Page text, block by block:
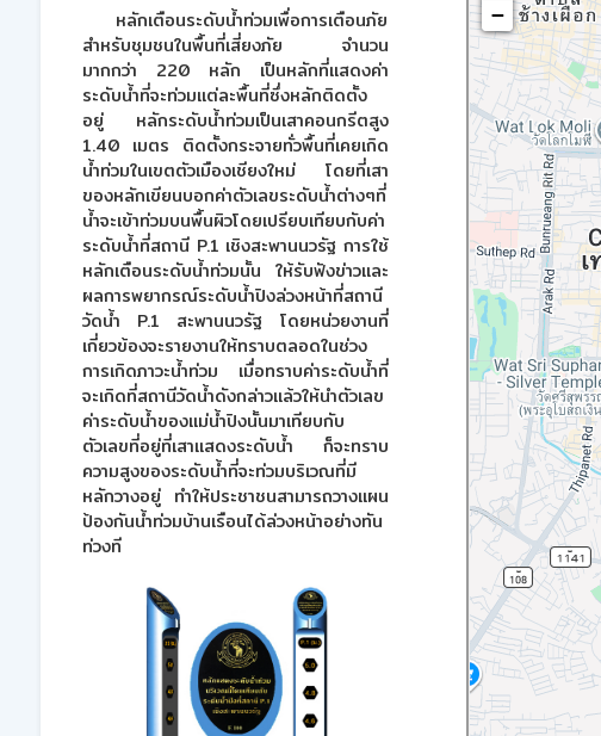
หลักเตือนระดับน้ำท่วมเพื่อการเตือนภัย
สำหรับชุมชนในพื้นที่เสี่ยงภัย จำนวน
มากกว่า 220 หลัก เป็นหลักที่แสดงค่า
ระดับน้ำที่จะท่วมแต่ละพื้นที่ซึ่งหลักติดตั้ง
อยู่ หลักระดับน้ำท่วมเป็นเสาคอนกรีตสูง
1.40 เมตร ติดตั้งกระจายทั่วพื้นที่เคยเกิด
น้ำท่วมในเขตตัวเมืองเชียงใหม่ โดยที่เสา
ของหลักเขียนบอกค่าตัวเลขระดับน้ำต่างๆที่
น้ำจะเข้าท่วมบนพื้นผิวโดยเปรียบเทียบกับค่า
ระดับน้ำที่สถานี P.1 เชิงสะพานนวรัฐ การใช้
หลักเตือนระดับน้ำท่วมนั้น ให้รับฟังข่าวและ
ผลการพยากรณ์ระดับน้ำปิงล่วงหน้าที่สถานี
วัดน้ำ P.1 สะพานนวรัฐ โดยหน่วยงานที่
เกี่ยวข้องจะรายงานให้ทราบตลอดในช่วง
การเกิดภาวะน้ำท่วม เมื่อทราบค่าระดับน้ำที่
จะเกิดที่สถานีวัดน้ำดังกล่าวแล้วให้นำตัวเลข
ค่าระดับน้ำของแม่น้ำปิงนั้นมาเทียบกับ
ตัวเลขที่อยู่ที่เสาแสดงระดับน้ำ ก็จะทราบ
ความสูงของระดับน้ำที่จะท่วมบริเวณที่มี
หลักวางอยู่ ทำให้ประชาชนสามารถวางแผน
ป้องกันน้ำท่วมบ้านเรือนได้ล่วงหน้าอย่างทัน
ท่วงที
−